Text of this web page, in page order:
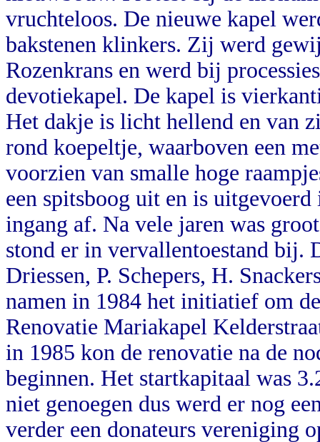
vruchteloos. De nieuwe kapel
bakstenen klinkers. Zij werd
Rozenkrans en werd bij
devotiekapel. De kapel is
Het dakje is licht hellend en van
rond koepeltje, waarboven een
voorzien van smalle hoge
een spitsboog uit en is
ingang af. Na vele jaren was
stond er in vervallentoestand bij.
Driessen, P. Schepers, H.
namen in 1984 het initiatief om
Renovatie Mariakapel
in 1985 kon de renovatie na de
beginnen. Het startkapitaal was
niet genoegen dus werd er nog
verder een donateurs vereniging